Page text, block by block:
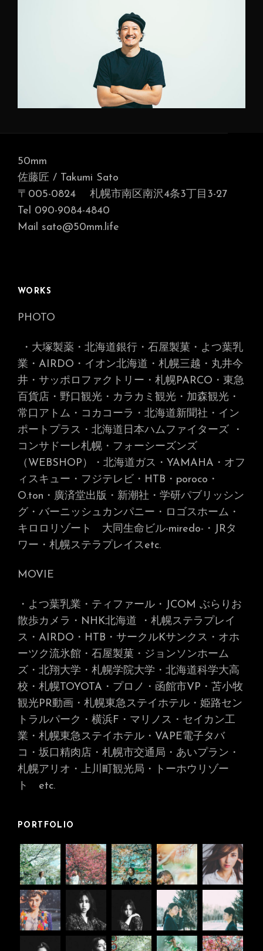
50mm
佐藤匠 / Takumi Sato
〒005-0824 札幌市南区南沢4条3丁目3-27
Tel 090-9084-4840
Mail sato@50mm.life
WORKS
PHOTO
・大塚製薬・北海道銀行・石屋製菓・よつ葉乳
業・AIRDO・イオン北海道・札幌三越・丸井今
井・サッポロファクトリー・札幌PARCO・東急
百貨店・野口観光・カラカミ観光・加森観光・
常口アトム・コカコーラ・北海道新聞社・イン
ポートプラス・北海道日本ハムファイターズ
・
コンサドーレ札幌・フォーシーズンズ
（WEBSHOP）・北海道ガス・YAMAHA・オフ
ィスキュー・フジテレビ・HTB・poroco・
O.ton・廣済堂出版・新潮社・学研パブリッシン
グ・バーニッシュカンパニー・ロゴスホーム・
キロロリゾート 大同生命ビル-miredo- ・JRタ
ワー・札幌ステラプレイスetc.
MOVIE
・よつ葉乳業・ティファール・JCOM ぶらりお
散歩カメラ・NHK北海道
・札幌ステラプレイ
ス・AIRDO・HTB・サークルKサンクス・オホ
ーツク流氷館・石屋製菓・ジョンソンホーム
ズ・北翔大学・札幌学院大学・北海道科学大高
校・札幌TOYOTA・プロノ・函館市VP・苫小牧
観光PR動画・札幌東急ステイホテル・姫路セン
トラルパーク・横浜F・マリノス・セイカン工
業・札幌東急ステイホテル・VAPE電子タバ
コ・坂口精肉店・札幌市交通局・あいプラン・
札幌アリオ・上川町観光局・トーホウリゾー
ト
etc.
PORTFOLIO